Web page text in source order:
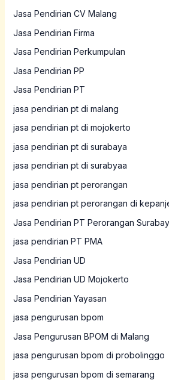
Jasa Pendirian CV Malang
Jasa Pendirian Firma
Jasa Pendirian Perkumpulan
Jasa Pendirian PP
Jasa Pendirian PT
jasa pendirian pt di malang
jasa pendirian pt di mojokerto
jasa pendirian pt di surabaya
jasa pendirian pt di surabyaa
jasa pendirian pt perorangan
jasa pendirian pt perorangan di
Jasa Pendirian PT Perorangan
jasa pendirian PT PMA
Jasa Pendirian UD
Jasa Pendirian UD Mojokerto
Jasa Pendirian Yayasan
jasa pengurusan bpom
Jasa Pengurusan BPOM di Malang
jasa pengurusan bpom di probolinggo
jasa pengurusan bpom di semarang